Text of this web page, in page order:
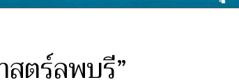
สตร์ลพบุรี”